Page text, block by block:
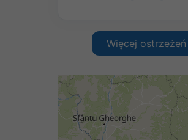
Więcej ostrzeżeń